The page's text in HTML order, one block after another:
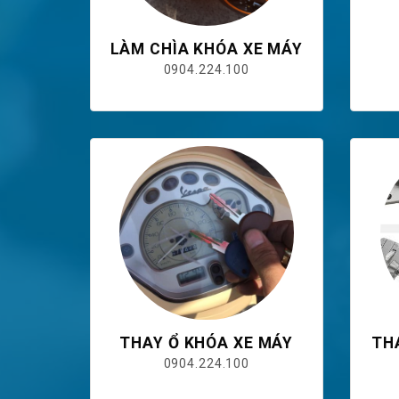
LÀM CHÌA KHÓA XE MÁY
0904.224.100
THAY Ổ KHÓA XE MÁY
0904.224.100